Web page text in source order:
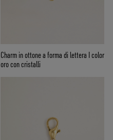
Charm in ottone a forma di lettera I color
oro con cristalli